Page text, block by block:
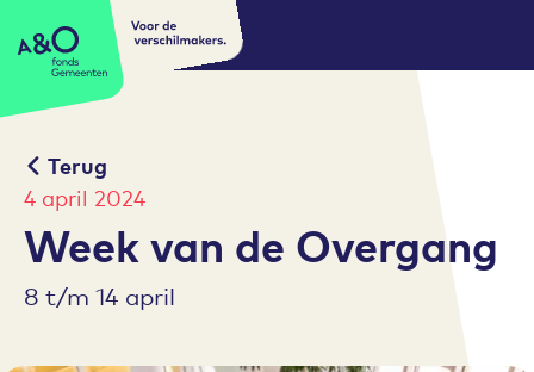
A&O fonds Gemeenten
Voor de
verschilmakers.
Terug
4 april 2024
Week van de Overgang
8 t/m 14 april